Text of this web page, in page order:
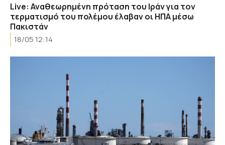
Live: Αναθεωρημένη πρόταση του Ιράν για τον
τερματισμό του πολέμου έλαβαν οι ΗΠΑ μέσω
Πακιστάν
18/05 12:14